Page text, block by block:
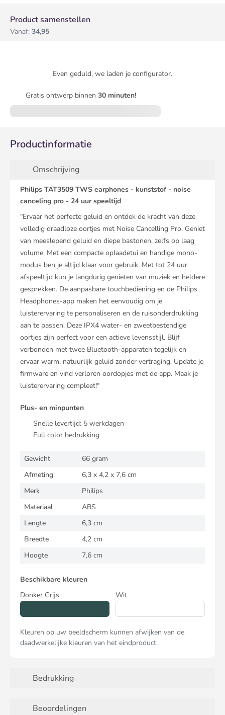
Product samenstellen
Vanaf: 34,95
Even geduld, we laden je configurator.
Gratis ontwerp binnen 30 minuten!
Productinformatie
Omschrijving
Philips TAT3509 TWS earphones - kunststof - noise
canceling pro - 24 uur speeltijd
"Ervaar het perfecte geluid en ontdek de kracht van deze
volledig draadloze oortjes met Noise Cancelling Pro. Geniet
van meeslepend geluid en diepe bastonen, zelfs op laag
volume. Met een compacte oplaadetui en handige mono-
modus ben je altijd klaar voor gebruik. Met tot 24 uur
afspeeltijd kun je langdurig genieten van muziek en heldere
gesprekken. De aanpasbare touchbediening en de Philips
Headphones-app maken het eenvoudig om je
luisterervaring te personaliseren en de ruisonderdrukking
aan te passen. Deze IPX4 water- en zweetbestendige
oortjes zijn perfect voor een actieve levensstijl. Blijf
verbonden met twee Bluetooth-apparaten tegelijk en
ervaar warm, natuurlijk geluid zonder vertraging. Update je
firmware en vind verloren oordopjes met de app. Maak je
luisterervaring compleet!"
Plus- en minpunten
Snelle levertijd: 5werkdagen
Full color bedrukking
Gewicht
66 gram
Afmeting
6,3 x 4,2 x 7,6 cm
Merk
Philips
Materiaal
ABS
Lengte
6,3 cm
Breedte
4,2 cm
Hoogte
7,6 cm
Beschikbare kleuren
Donker Grijs
Wit
Kleuren op uw beeldscherm kunnen afwijken van de
daadwerkelijke kleuren van het eindproduct.
Bedrukking
Beoordelingen